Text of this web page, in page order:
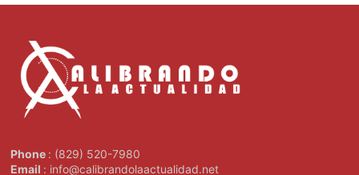
Phone : (829) 520-7980
Email : info@calibrandolaactualidad.net